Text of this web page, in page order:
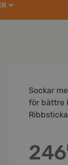
Sockar
för bättre
246